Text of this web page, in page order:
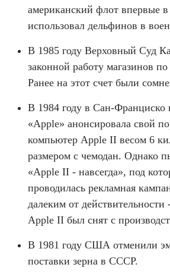
американский флот впервые
использовал дельфинов в
В 1985 году Верховный Суд
законной работу магазинов
Ранее на этот счет были
В 1984 году в Сан-Франциско
«Apple» анонсировала свой
компьютер Apple II весом 6
размером с чемодан. Однако
«Apple II - навсегда», под
проводилась рекламная
далеким от действительности
Apple II был снят с
В 1981 году США отменили
поставки зерна в СССР.